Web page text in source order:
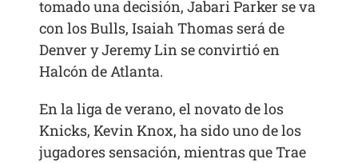
tomado una decisión, Jabari Parker se va
con los Bulls, Isaiah Thomas será de
Denver y Jeremy Lin se convirtió en
Halcón de Atlanta.
En la liga de verano, el novato de los
Knicks, Kevin Knox, ha sido uno de los
jugadores sensación, mientras que Trae